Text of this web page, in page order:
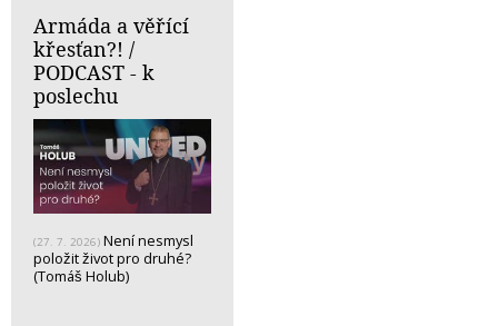
Armáda a věřící
křesťan?! /
PODCAST - k
poslechu
(27. 7. 2026) Není nesmysl
položit život pro druhé?
(Tomáš Holub)